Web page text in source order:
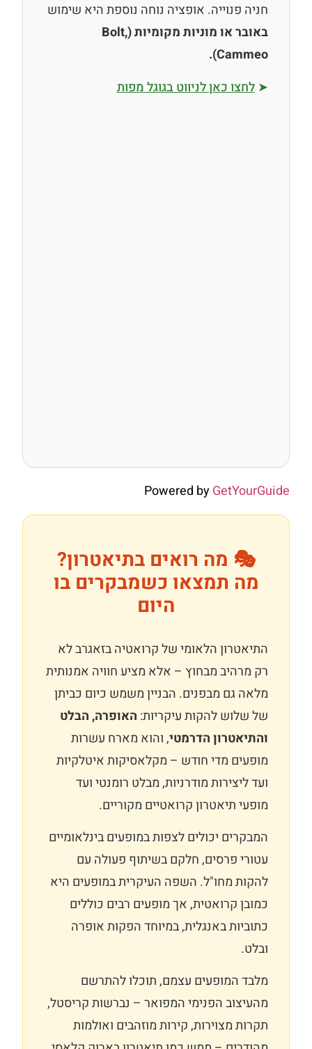
חניה פנוייה. אופציה נוחה נוספת היא שימוש
באובר או מוניות מקומיות (Bolt,
Cammeo).
➤לחצו כאן לניווט בגוגל מפות
Powered byGetYourGuide
🎭 מה רואים בתיאטרון?
מה תמצאו כשמבקרים בו
היום
התיאטרון הלאומי של קרואטיה בזאגרב לא
רק מרהיב מבחוץ – אלא מציע חוויה אמנותית
מלאה גם מבפנים. הבניין משמש כיום כביתן
של שלוש להקות עיקריות: האופרה, הבלט
והתיאטרון הדרמטי, והוא מארח עשרות
מופעים מדי חודש – מקלאסיקות איטלקיות
ועד ליצירות מודרניות, מבלט רומנטי ועד
מופעי תיאטרון קרואטיים מקוריים.
המבקרים יכולים לצפות במופעים בינלאומיים
עטורי פרסים, חלקם בשיתוף פעולה עם
להקות מחו"ל. השפה העיקרית במופעים היא
כמובן קרואטית, אך מופעים רבים כוללים
כתוביות באנגלית, במיוחד הפקות אופרה
ובלט.
מלבד המופעים עצמם, תוכלו להתרשם
מהעיצוב הפנימי המפואר – נברשות קריסטל,
תקרות מצוירות, קירות מוזהבים ואולמות